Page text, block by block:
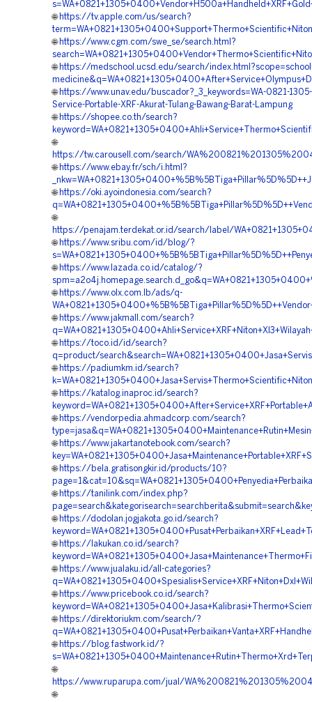
🌐 https://tv.apple.com/us/search?
🌐 https://www.cgm.com/swe_se/search.html?
🌐 https://medschool.ucsd.edu/search/
🌐 https://www.unav.edu/buscador?_3_keywords=WA-0821-
Service-Portable-XRF-Akurat-Tulang-Bawang-Barat-Lampung
🌐 https://shopee.co.th/search?
🌐
https://tw.carousell.com/search/
🌐 https://www.ebay.fr/sch/i.html?
🌐 https://oki.ayoindonesia.com/search?
🌐
https://penajam.terdekat.or.id/search/label/
🌐 https://www.sribu.com/id/blog/?
🌐 https://www.lazada.co.id/catalog/?
🌐 https://www.olx.com.lb/ads/q-
🌐 https://www.jakmall.com/search?
🌐 https://toco.id/id/search?
q=product/
🌐 https://padiumkm.id/search?
🌐 https://katalog.inaproc.id/search?
🌐 https://vendorpedia.ahmadcorp.com/search?
🌐 https://www.jakartanotebook.com/search?
🌐 https://bela.gratisongkir.id/products/10?
🌐 https://tanilink.com/index.php?
🌐 https://dodolan.jogjakota.go.id/search?
🌐 https://lakukan.co.id/search?
🌐 https://www.jualaku.id/all-categories?
🌐 https://www.pricebook.co.id/search?
🌐 https://direktoriukm.com/search/?
🌐 https://blog.fastwork.id/?
🌐
https://www.ruparupa.com/jual/
🌐